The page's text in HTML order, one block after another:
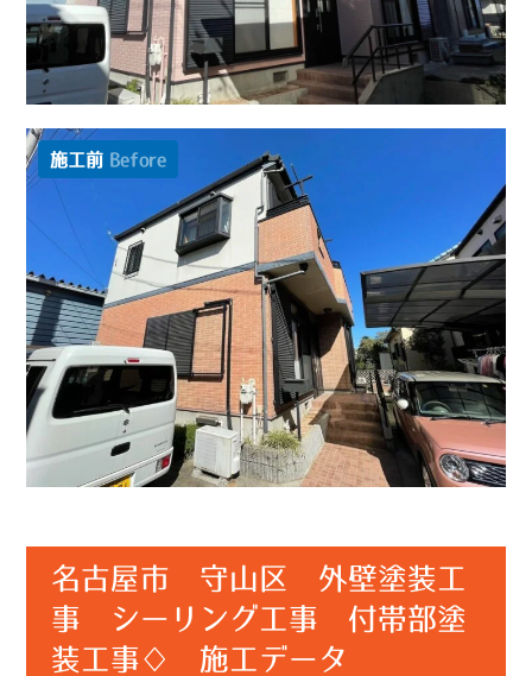
施工前 Before
名古屋市 守山区 外壁塗装工
事 シーリング工事 付帯部塗
装工事♢ 施工データ